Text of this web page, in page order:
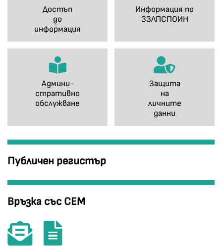
Достъп
до
информация
Информация по
ЗЗЛПСПОИН
Админи-
стративно
обслужване
Защита
на
личните
данни
Публичен регистър
Връзка със СЕМ